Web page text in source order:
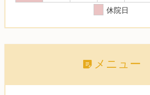
休院日
メニュー